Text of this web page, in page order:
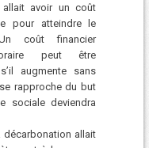
allait avoir un coût
pour atteindre le
coût financier
peut être
augmente sans
rapproche du but
sociale deviendra
décarbonation allait